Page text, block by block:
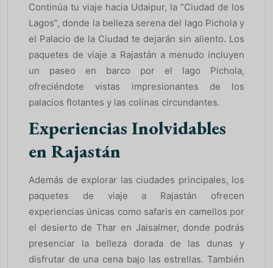
Continúa tu viaje hacia Udaipur, la “Ciudad de los
Lagos”, donde la belleza serena del lago Pichola y
el Palacio de la Ciudad te dejarán sin aliento. Los
paquetes de viaje a Rajastán a menudo incluyen
un paseo en barco por el lago Pichola,
ofreciéndote vistas impresionantes de los
palacios flotantes y las colinas circundantes.
Experiencias Inolvidables
en Rajastán
Además de explorar las ciudades principales, los
paquetes de viaje a Rajastán ofrecen
experiencias únicas como safaris en camellos por
el desierto de Thar en Jaisalmer, donde podrás
presenciar la belleza dorada de las dunas y
disfrutar de una cena bajo las estrellas. También